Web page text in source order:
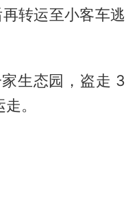
转运至小客车逃
生态园，盗走 3
。